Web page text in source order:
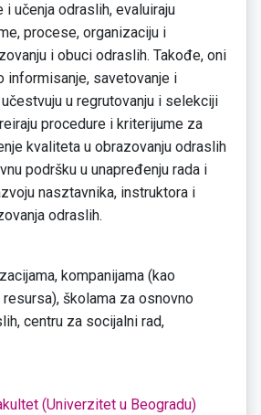
učenja odraslih, evaluiraju
procese, organizaciju i
i obuci odraslih. Takođe, oni
informisanje, savetovanje i
u regrutovanju i selekciji
procedure i kriterijume za
kvaliteta u obrazovanju odraslih
podršku u unapređenju rada i
nasztavnika, instruktora i
odraslih.
kompanijama (kao
školama za osnovno
centru za socijalni rad,
(Univerzitet u Beogradu)